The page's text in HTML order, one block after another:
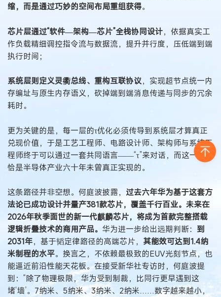
缩，而是通过巧妙的空间布局重组获得。
芯片层通过“软件—架构—芯片”全栈协同设计，依据真实工
作负载精细调控指令流与数据流，提升并行度，压低端到端
执行时间；
系统层则定义灵衢总线、重构互联协议，实现超节点统一内
存编址与原生内存语义，砍掉端到端消息传递与同步的冗余
耗时。
更为关键的是，每一层的τ优化必须传导到系统层才算真正
兑现价值，于是工艺工程师、电路设计师、架构师与系统工
程师终于可以通过一套共同语言——“τ”来对话，而这一点恰
恰是半导体产业六十年未曾真正实现的。
这条路径并非空想。何庭波披露， 过去六年华为基于这套方
法论已成功设计并量产381款芯片，覆盖千行百业。未来在
2026年秋季面世的新一代麒麟芯片，将成为首款完整搭载
逻辑折叠技术的商用产品。 华为进一步给出远期判断： 到
2031年，基于韬定律路径的高端芯片， 其能效可达到1.4纳
米制程的水平。换言之，不依赖最极致的EUV光刻节点，也
能逼近前沿性能天花板。在接受新华社专访时，何庭波提
到：“除了物理极限，华为受到制裁，比同行更早遇到这
堵‘墙’。7纳米、5纳米、3纳米、2纳米……数字越来越小，